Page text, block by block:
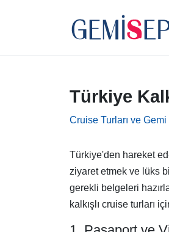
Türkiye
Cruise Turları ve
Türkiye'den hareket
ziyaret etmek ve lüks
gerekli belgeleri
kalkışlı cruise turları